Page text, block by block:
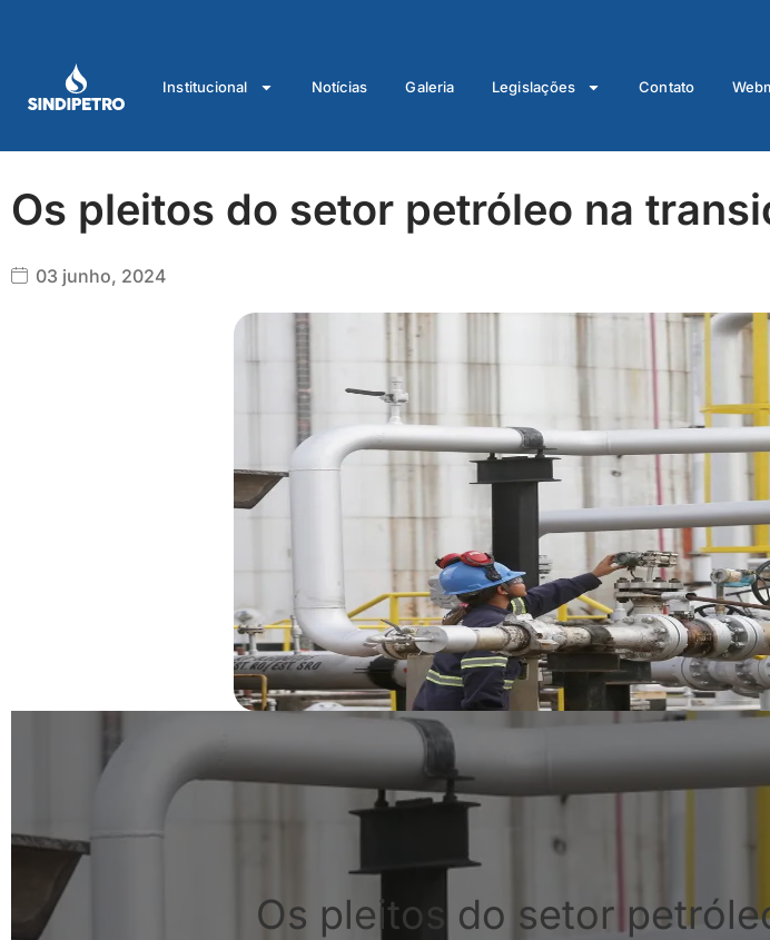
conteúdo
Institucional Notícias Galeria Legislações Contato
Os pleitos do setor petróleo na
03 junho, 2024
Os pleitos do setor